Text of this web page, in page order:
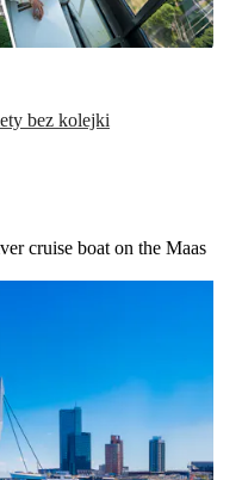
bez kolejki
cruise boat on the Maas